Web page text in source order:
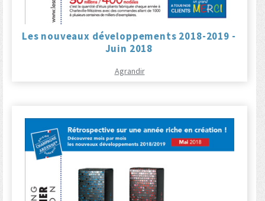
Les nouveaux développements 2018-2019 -
Juin 2018
Agrandir